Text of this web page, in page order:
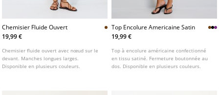
Chemisier Fluide Ouvert
19,99 €
Chemisier fluide ouvert avec nœud sur le
devant. Manches longues larges.
Disponible en plusieurs couleurs.
Top Encolure Americaine Satin
19,99 €
Top à encolure américaine confectionné
en tissu satiné. Fermeture boutonnée au
dos. Disponible en plusieurs couleurs.